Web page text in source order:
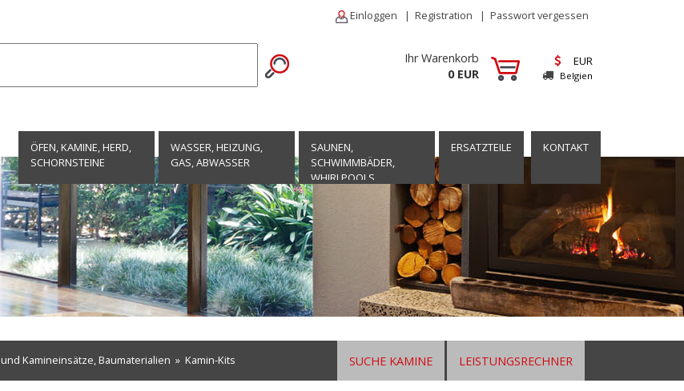
Einloggen | Registration | Passwort vergessen
Ihr Warenkorb
0 EUR
EUR
Belgien
ÖFEN, KAMINE, HERD,
SCHORNSTEINE
WASSER, HEIZUNG,
GAS, ABWASSER
SAUNEN,
SCHWIMMBÄDER,
WHIRLPOOLS,
ENTSPANNUNG
ERSATZTEILE KONTAKT
LEISTUNGSRECHNER
SUCHE KAMINE
Kamineinsätze, Baumaterialien » Kamin-Kits